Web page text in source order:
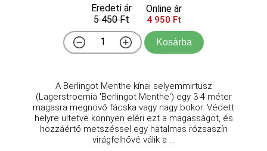
Eredeti ár
5 450 Ft
Online ár
4 950 Ft
Kosárba
A Berlingot Menthe kínai selyemmirtusz
(Lagerstroemia 'Berlingot Menthe') egy 3-4 méter
magasra megnövő fácska vagy nagy bokor. Védett
helyre ültetve könnyen eléri ezt a magasságot, és
hozzáértő metszéssel egy hatalmas rózsaszín
virágfelhővé válik a ...